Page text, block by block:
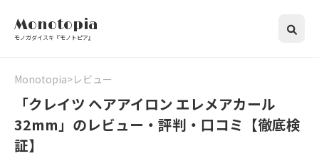
Monotopia
モノガダイスキ『モノトピア』
Monotopia レビュー
「クレイツ ヘアアイロン エレメアカール
32mm」のレビュー・評判・口コミ【徹底検
証】